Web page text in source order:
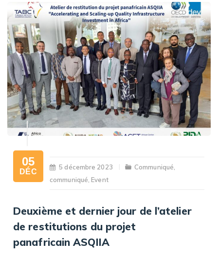
05
DÉC
5 décembre 2023 Communiqué
communiqué ,Event
Deuxième et dernier jour de l’atelier
de restitutions du projet
panafricain ASQIIA